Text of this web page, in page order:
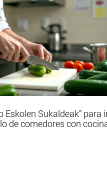
Eskolen Sukaldeak” para
de comedores con